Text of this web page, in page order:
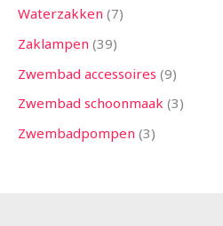
Waterzakken 7
Zaklampen 39
Zwembad accessoires 9
Zwembad schoonmaak 3
Zwembadpompen 3